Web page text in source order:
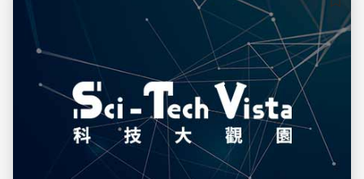
儲存